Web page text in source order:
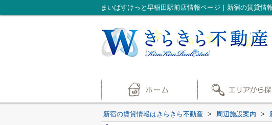
まいばすけっと早稲田駅前店情報ページ｜新宿の賃貸情
新宿の賃貸情報はきらきら不動産 > 周辺施設案内 >